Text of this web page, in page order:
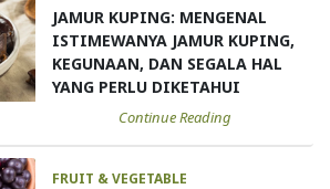
JAMUR KUPING: MENGENAL
ISTIMEWANYA JAMUR KUPING,
KEGUNAAN, DAN SEGALA HAL
YANG PERLU DIKETAHUI
Continue Reading
FRUIT & VEGETABLE